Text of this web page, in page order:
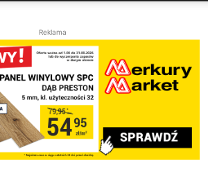
Reklama